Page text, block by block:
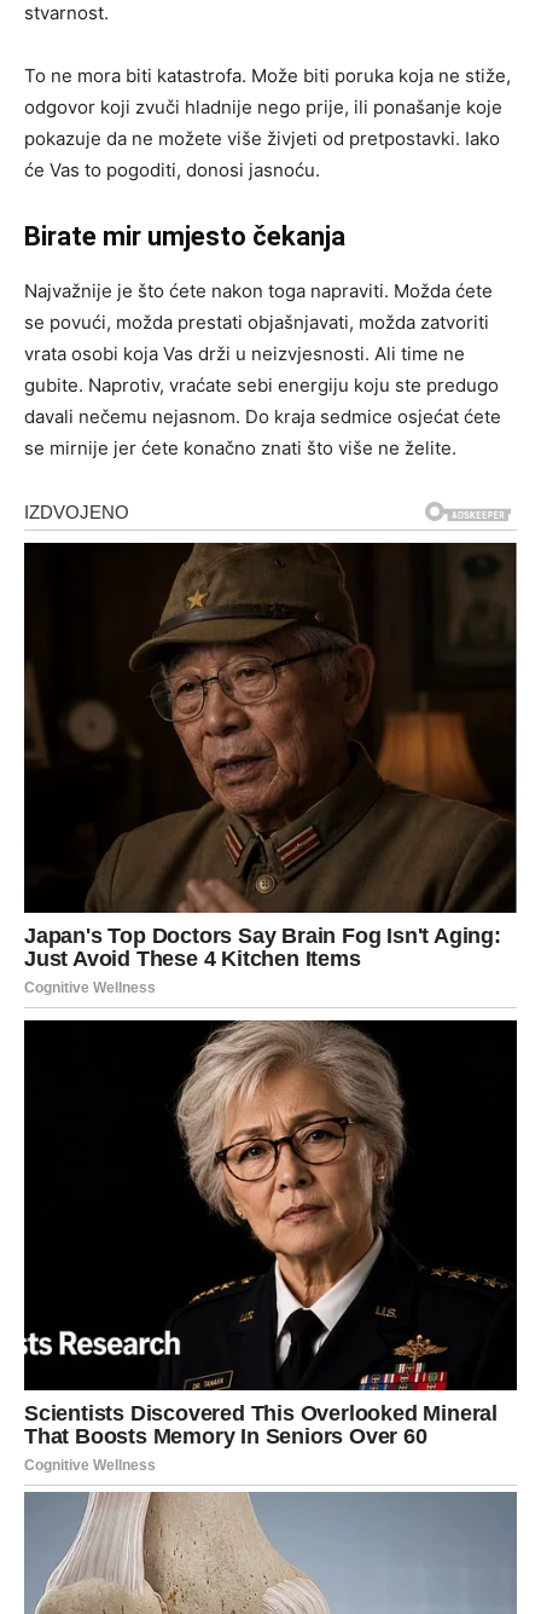
stvarnost.
To ne mora biti katastrofa. Može biti poruka koja ne stiže,
odgovor koji zvuči hladnije nego prije, ili ponašanje koje
pokazuje da ne možete više živjeti od pretpostavki. Iako
će Vas to pogoditi, donosi jasnoću.
Birate mir umjesto čekanja
Najvažnije je što ćete nakon toga napraviti. Možda ćete
se povući, možda prestati objašnjavati, možda zatvoriti
vrata osobi koja Vas drži u neizvjesnosti. Ali time ne
gubite. Naprotiv, vraćate sebi energiju koju ste predugo
davali nečemu nejasnom. Do kraja sedmice osjećat ćete
se mirnije jer ćete konačno znati što više ne želite.